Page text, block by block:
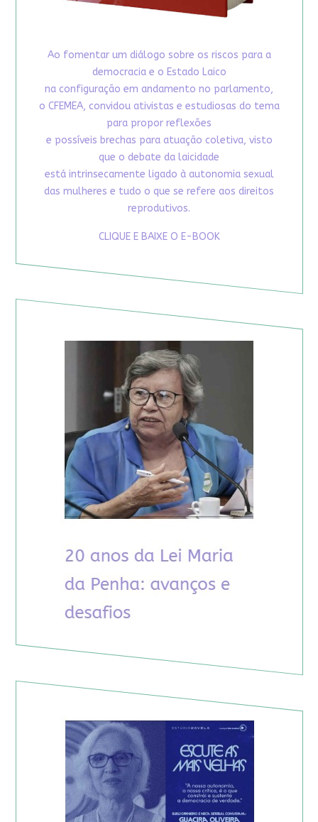
Ao fomentar um diálogo sobre os riscos para a
democracia e o Estado Laico
na configuração em andamento no parlamento,
o CFEMEA, convidou ativistas e estudiosas do tema
para propor reflexões
e possíveis brechas para atuação coletiva, visto
que o debate da laicidade
está intrinsecamente ligado à autonomia sexual
das mulheres e tudo o que se refere aos direitos
reprodutivos.
CLIQUE E BAIXE O E-BOOK